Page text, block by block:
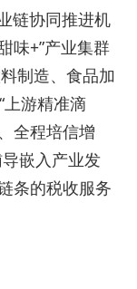
链协同推进机
味+”产业集群
制造、食品加
游精准滴
全程培信增
嵌入产业发
条的税收服务